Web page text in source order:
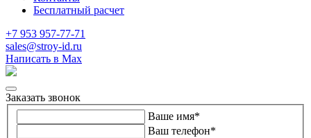
Бесплатный расчет
+7 953 957-77-71
sales@stroy-id.ru
Написать в Max
Заказать звонок
Ваше имя*
Ваш телефон*